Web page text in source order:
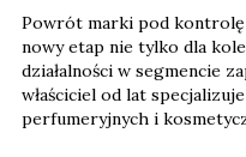
Powrót marki pod kontrolę
nowy etap nie tylko dla
działalności w segmencie
właściciel od lat
perfumeryjnych i